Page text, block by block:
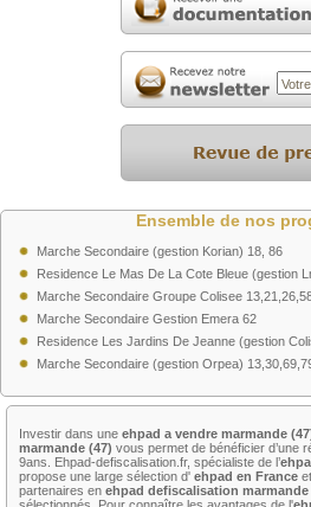
Ensemble de nos
Marche Secondaire (gestion Korian) 18, 86
Residence Le Mas De La Cote Bleue (gestion
Marche Secondaire Groupe Colisee
Marche Secondaire Gestion Emera 62
Residence Les Jardins De Jeanne (gestion
Marche Secondaire (gestion Orpea)
Investir dans une ehpad a vendre marmande
marmande (47) vous permet de bénéficier d’une
9ans. Ehpad-defiscalisation.fr, spécialiste de l’
propose une large sélection d' ehpad en Franceet
partenaires en ehpad defiscalisation marmande